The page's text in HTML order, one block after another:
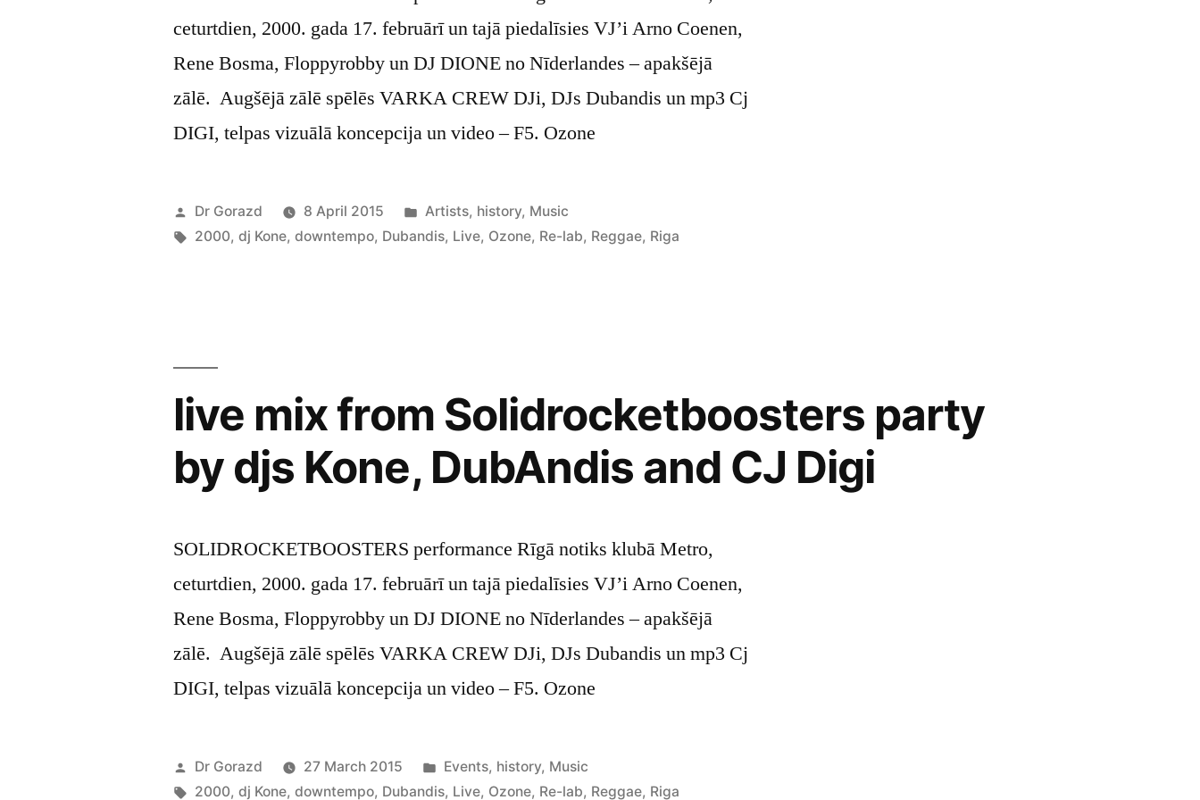
ceturtdien, 2000. gada 17. februārī un tajā piedalīsies VJ’i Arno Coenen,
Rene Bosma, Floppyrobby un DJ DIONE no Nīderlandes – apakšējā
zālē. Augšējā zālē spēlēs VARKA CREW DJi, DJs Dubandis un mp3 Cj
DIGI, telpas vizuālā koncepcija un video – F5. Ozone
Posted
by
Dr Gorazd 8 April 2015
Posted
in
Artists, history, Music
Tags:
2000,dj Kone,downtempo, Dubandis, Live, Ozone, Re-lab, Reggae, Riga
live mix from Solidrocketboosters party
by djs Kone, DubAndis and CJ Digi
SOLIDROCKETBOOSTERS performance Rīgā notiks klubā Metro,
ceturtdien, 2000. gada 17. februārī un tajā piedalīsies VJ’i Arno Coenen,
Rene Bosma, Floppyrobby un DJ DIONE no Nīderlandes – apakšējā
zālē. Augšējā zālē spēlēs VARKA CREW DJi, DJs Dubandis un mp3 Cj
DIGI, telpas vizuālā koncepcija un video – F5. Ozone
Posted
by
Dr Gorazd 27 March 2015
Posted
in
Events, history, Music
Tags:
2000,dj Kone,downtempo, Dubandis, Live, Ozone, Re-lab, Reggae, Riga